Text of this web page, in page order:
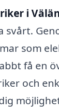
i
svårt.
som
få en
och